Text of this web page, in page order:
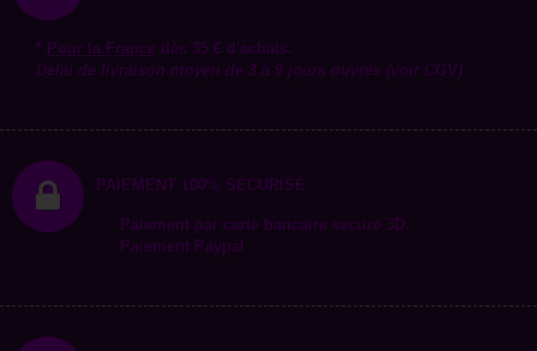
* Pour la France dès 35 € d'achats.
Délai de livraison moyen de 3 à 9 jours ouvrés (voir CGV)
PAIEMENT 100% SÉCURISÉ
Paiement par carte bancaire secure 3D.
Paiement Paypal